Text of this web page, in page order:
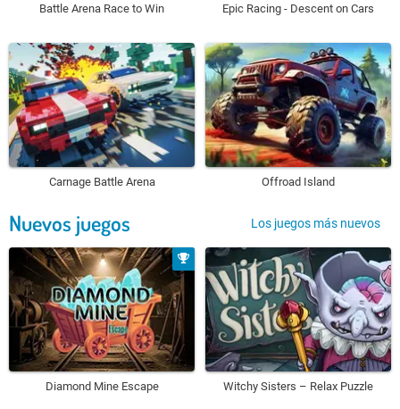
Battle Arena Race to Win Epic Racing - Descent on Cars
Carnage Battle Arena Offroad Island
Nuevos juegos Los juegos más nuevos
Diamond Mine Escape Witchy Sisters – Relax Puzzle